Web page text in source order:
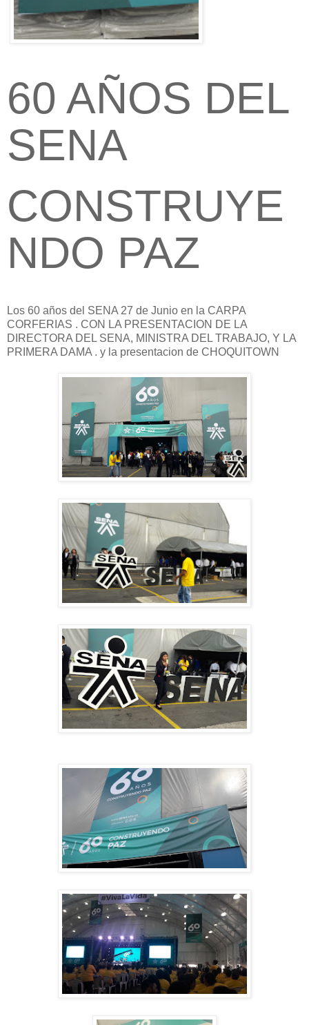
60 AÑOS DEL
SENA
CONSTRUYE
NDO PAZ
Los 60 años del SENA 27 de Junio en la CARPA
CORFERIAS . CON LA PRESENTACION DE LA
DIRECTORA DEL SENA, MINISTRA DEL TRABAJO, Y LA
PRIMERA DAMA . y la presentacion de CHOQUITOWN